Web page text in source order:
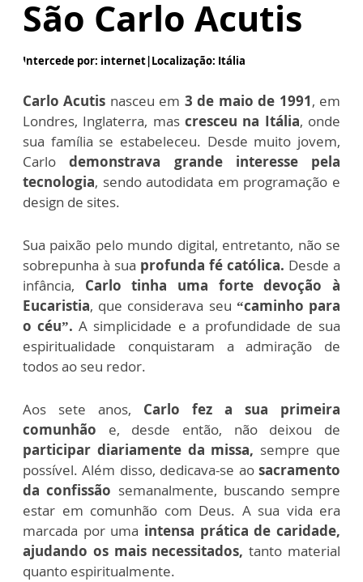
São Carlo Acutis
Intercede por: internet|Localização: Itália
Carlo Acutis nasceu em 3 de maio de 1991, em
Londres, Inglaterra, mas cresceu na Itália, onde
sua família se estabeleceu. Desde muito jovem,
Carlodemonstrava grande interesse pela
tecnologia, sendo autodidata em programação e
design de sites.
Sua paixão pelo mundo digital, entretanto, não se
sobrepunha à sua profunda fé católica. Desde a
infância, Carlo tinha uma forte devoção à
Eucaristia, que considerava seu “caminho para
o céu”. A simplicidade e a profundidade de sua
espiritualidade conquistaram a admiração de
todos ao seu redor.
Aos sete anos, Carlo fez a sua primeira
comunhão e, desde então, não deixou de
participar diariamente da missa, sempre que
possível. Além disso, dedicava-se ao sacramento
da confissão semanalmente, buscando sempre
estar em comunhão com Deus. A sua vida era
marcada por uma intensa prática de caridade,
ajudando os mais necessitados, tanto material
quanto espiritualmente.